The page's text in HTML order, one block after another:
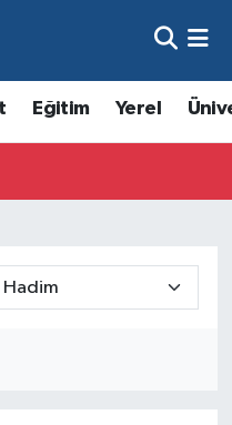
Eğitim Yerel
ve Fikstür